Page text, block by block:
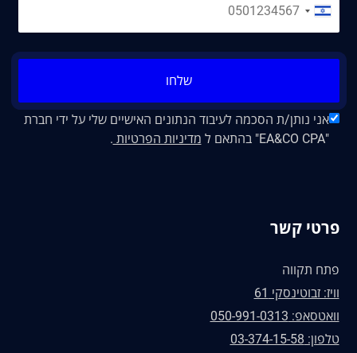
שלחו
אני נותן/ת הסכמה לעיבוד הנתונים האישיים שלי על ידי חברת
"EA&CO CPA" בהתאם ל
מדיניות הפרטיות .
פרטי קשר
פתח תקווה
וויז: זבוטינסקי 61
וואטסאפ: 050-991-0313
טלפון: 03-374-15-58